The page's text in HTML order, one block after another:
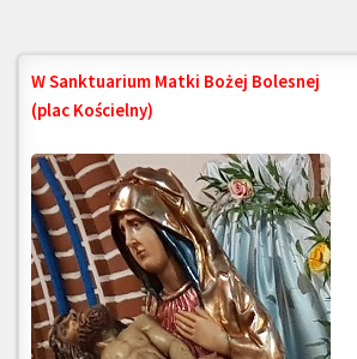
W Sanktuarium Matki Bożej Bolesnej
(plac Kościelny)